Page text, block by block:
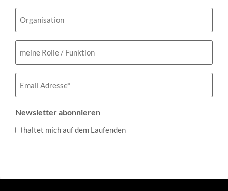
Organisation
meine
Rolle
Funktion
Email
(erforderlich)
Newsletter abonnieren
haltet mich auf dem Laufenden